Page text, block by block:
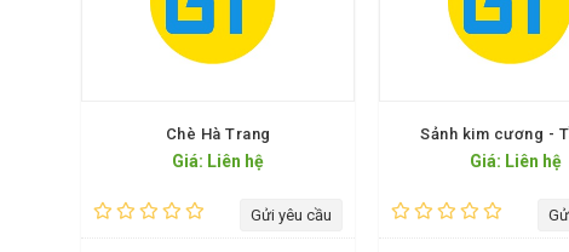
Chè Hà Trang
Giá: Liên hệ
Gửi yêu cầu
Sảnh kim cương -
Giá: Liên hệ